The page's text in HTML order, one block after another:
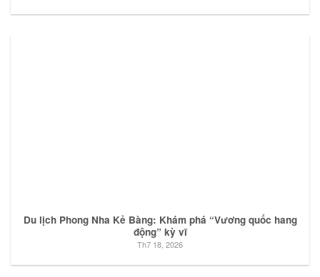
Du lịch Phong Nha Kẻ Bàng: Khám phá “Vương quốc hang
động” kỳ vĩ
Th7 18, 2026